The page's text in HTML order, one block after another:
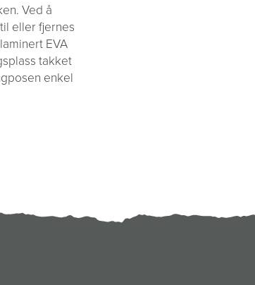
Ved å
eller fjernes
EVA
takket
enkel